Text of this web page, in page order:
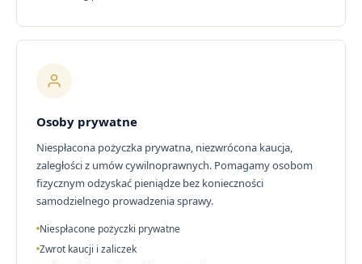
Osoby prywatne
Niespłacona pożyczka prywatna, niezwrócona kaucja,
zaległości z umów cywilnoprawnych. Pomagamy osobom
fizycznym odzyskać pieniądze bez konieczności
samodzielnego prowadzenia sprawy.
Niespłacone pożyczki prywatne
Zwrot kaucji i zaliczek